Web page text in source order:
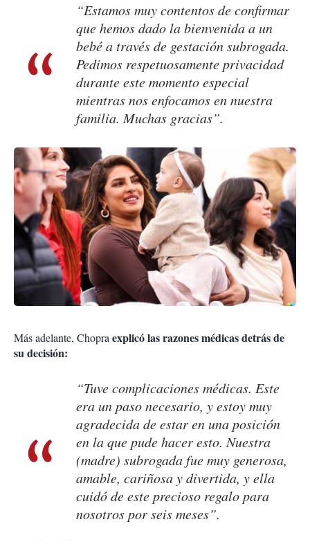
“Estamos muy contentos de confirmar
que hemos dado la bienvenida a un
bebé a través de gestación subrogada.
Pedimos respetuosamente privacidad
durante este momento especial
mientras nos enfocamos en nuestra
familia. Muchas gracias”.
Más adelante, Chopraexplicó las razones médicas detrás de
su decisión:
“Tuve complicaciones médicas. Este
era un paso necesario, y estoy muy
agradecida de estar en una posición
en la que pude hacer esto. Nuestra
(madre) subrogada fue muy generosa,
amable, cariñosa y divertida, y ella
cuidó de este precioso regalo para
nosotros por seis meses”.